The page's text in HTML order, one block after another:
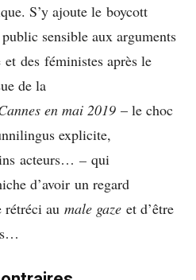
S’y ajoute le boycott
sensible aux arguments
des féministes après le
de la
en mai 2019 – le choc
explicite,
acteurs… – qui
d’avoir un regard
au male gaze et d’être